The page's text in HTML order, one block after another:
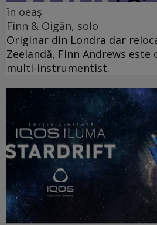
în oeaș
Finn & Oigăn, solo
Originar din Londra dar
Zeelandă, Finn Andrews
multi-instrumentist.